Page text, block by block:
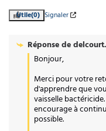
Utile(0) Signaler
Réponse de
Bonjour,
Merci pour votre
d'apprendre que
vaisselle
encourage à
possible.